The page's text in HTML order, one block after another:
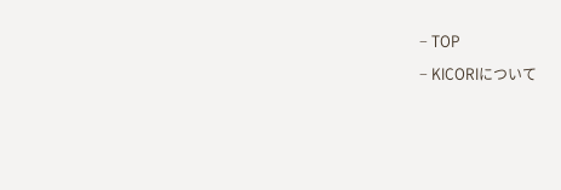
TOP
KICORIについて